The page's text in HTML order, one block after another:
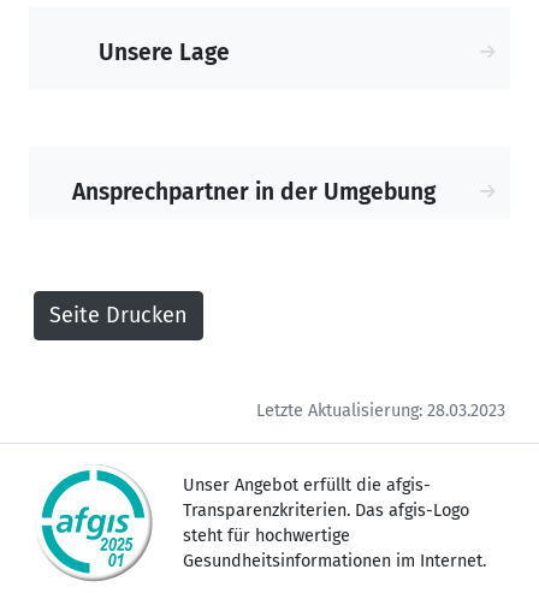
Unsere Lage
Ansprechpartner in der Umgebung
Letzte Aktualisierung: 28.03.2023
Unser Angebot erfüllt die afgis-
Transparenzkriterien. Das afgis-Logo
steht für hochwertige
Gesundheitsinformationen im Internet.